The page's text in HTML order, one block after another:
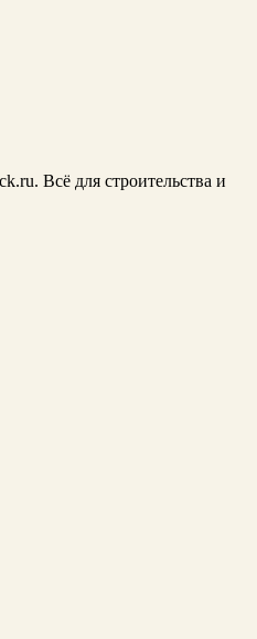
Всё для строительства и